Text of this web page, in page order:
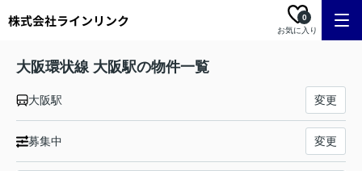
お気に入り
0
大阪環状線 大阪駅の物件一覧
大阪駅 変更
募集中 変更